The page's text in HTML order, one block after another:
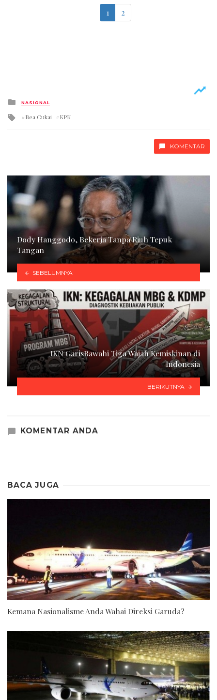
1 2
Posted
in
NASIONAL
Tagged
Bea Cukai KPK
KOMENTAR
Dody Hanggodo, Bekerja Tanpa Riuh Tepuk
Tangan
SEBELUMNYA
IKN GarisBawahi Tiga Wajah Kemiskinan di
Indonesia
BERIKUTNYA
KOMENTAR ANDA
BACA JUGA
Kemana Nasionalisme Anda Wahai Direksi Garuda?